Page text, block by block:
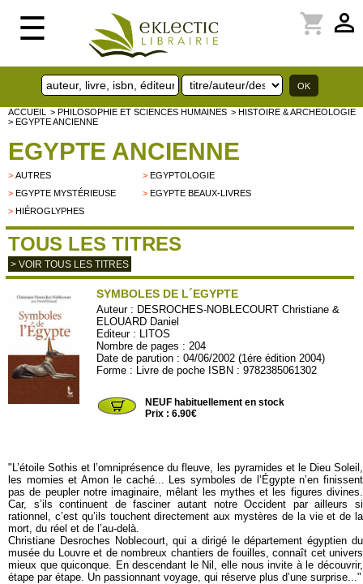
☰ perm_identity
shopping_cart
ACCUEIL > PHILOSOPHIE ET SCIENCES HUMAINES > HISTOIRE & ARCHEOLOGIE
> EGYPTE ANCIENNE
EGYPTE ANCIENNE
> AUTRES >EGYPTOLOGIE
> EGYPTE MYSTÉRIEUSE >EGYPTE BEAUX-LIVRES
> HIÉROGLYPHES
TOUS LES TITRES
> VOIR TOUS LES TITRES
SYMBOLES DE L´EGYPTE
Auteur : DESROCHES-NOBLECOURT Christiane &
ELOUARD Daniel
Editeur : LITOS
Nombre de pages : 204
Date de parution : 04/06/2002 (1ére édition 2004)
Forme : Livre de poche ISBN : 9782385061302
NEUF habituellement en stock
Prix : 6.90€
"L’étoile Sothis et l’omniprésence du fleuve, les pyramides et le Dieu Soleil,
les momies et Amon le caché... Les symboles de l’Égypte n’en finissent
pas de peupler notre imaginaire, mêlant les mythes et les figures divines.
Car, s’ils continuent de fasciner autant notre Occident par ailleurs si
rationnel, c’est qu’ils touchent directement aux mystères de la vie et de la
mort, du réel et de l’au-delà.
Christiane Desroches Noblecourt, qui a dirigé le département égyptien du
musée du Louvre et de nombreux chantiers de fouilles, connaît cet univers
mieux que quiconque. En descendant le Nil, elle nous invite à le découvrir,
étape par étape. Un passionnant voyage, qui réserve plus d’une surprise..."